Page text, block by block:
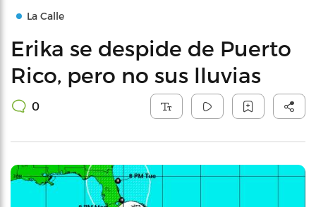
La Calle
Erika se despide de Puerto
Rico, pero no sus lluvias
0